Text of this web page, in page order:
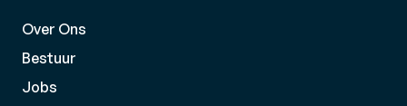
Over Ons
Bestuur
Jobs